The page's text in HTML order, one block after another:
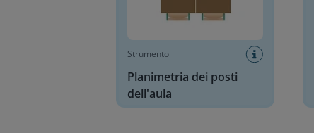
Strumento
Planimetria dei posti
dell'aula